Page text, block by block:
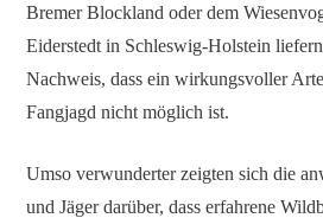
Bremer Blockland oder dem
Eiderstedt in Schleswig-Holstein
Nachweis, dass ein wirkungsvoller
Fangjagd nicht möglich ist.
Umso verwunderter zeigten sich die
und Jäger darüber, dass erfahrene